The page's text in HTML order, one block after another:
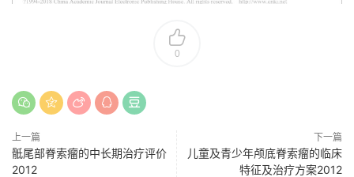
0
上一篇
骶尾部脊索瘤的中长期治疗评价
2012
下一篇
儿童及青少年颅底脊索瘤的临床
特征及治疗方案2012